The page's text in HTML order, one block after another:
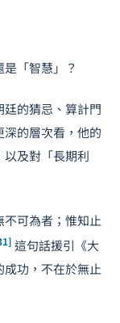
「智慧」？
的猜忌、算計門
的層次看，他的
及對「長期利
可為者；惟知止
這句話援引《大
功，不在於無止